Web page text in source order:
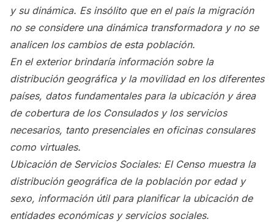
y su dinámica. Es insólito que en el país la migración
no se considere una dinámica transformadora y no se
analicen los cambios de esta población.
En el exterior brindaría información sobre la
distribución geográfica y la movilidad en los diferentes
países, datos fundamentales para la ubicación y área
de cobertura de los Consulados y los servicios
necesarios, tanto presenciales en oficinas consulares
como virtuales.
Ubicación de Servicios Sociales: El Censo muestra la
distribución geográfica de la población por edad y
sexo, información útil para planificar la ubicación de
entidades económicas y servicios sociales.